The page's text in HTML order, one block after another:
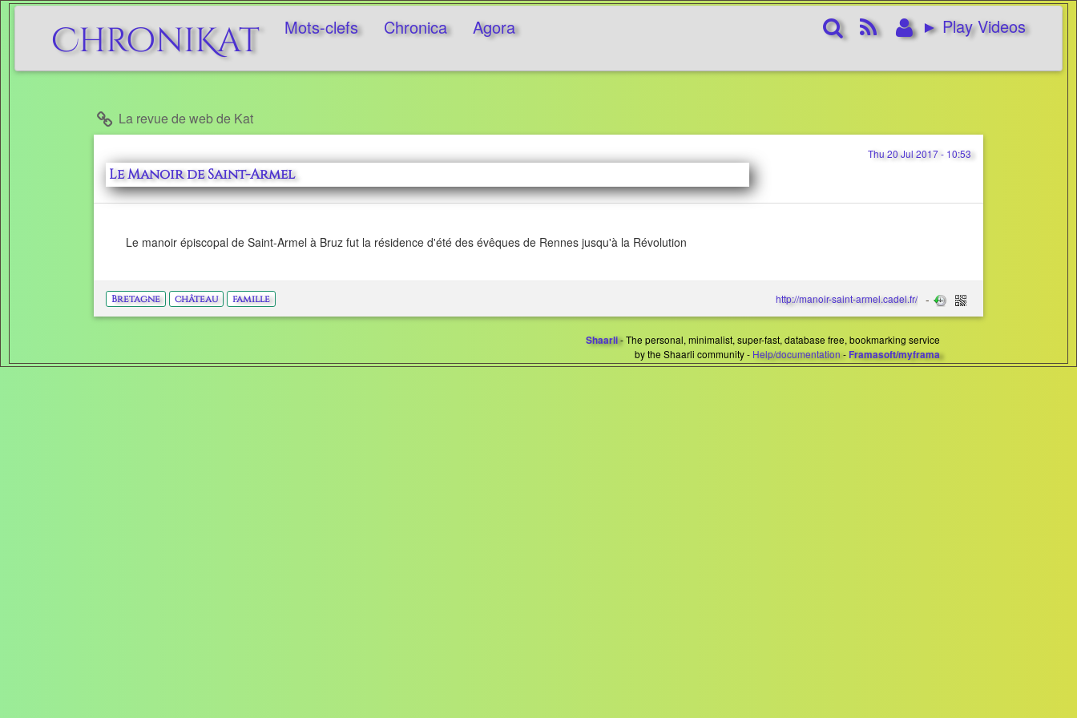
ChroniKat Mots-clefs Chronica Agora ► Play Videos
Rechercher
RSS
Feed
Connexion
La revue de web de Kat
Le Manoir de Saint-Armel
Thu 20 Jul 2017 - 10:53
Le manoir épiscopal de Saint-Armel à Bruz fut la résidence d'été des évêques de Rennes jusqu'à la Révolution
Bretagne château famille http://manoir-saint-armel.cadel.fr/
Shaarli- The personal, minimalist, super-fast, database free, bookmarking service
by the Shaarli community - Help/documentation- Framasoft/myframa